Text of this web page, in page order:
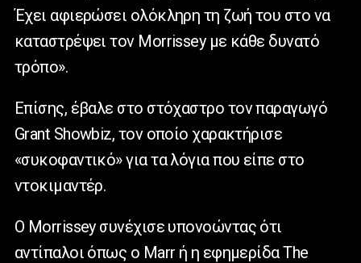
Έχει αφιερώσει ολόκληρη τη ζωή του στο να
καταστρέψει τον Morrissey με κάθε δυνατό
τρόπο».
Επίσης, έβαλε στο στόχαστρο τον παραγωγό
Grant Showbiz, τον οποίο χαρακτήρισε
«συκοφαντικό» για τα λόγια που είπε στο
ντοκιμαντέρ.
Ο Morrissey συνέχισε υπονοώντας ότι
αντίπαλοι όπως ο Marr ή η εφημερίδα The